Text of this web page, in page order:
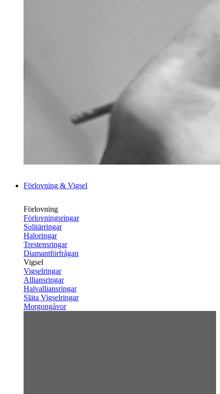
Förlovning & Vigsel
Förlovning
Förlovningsringar
Solitärringar
Haloringar
Trestensringar
Diamantförfrågan
Vigsel
Vigselringar
Alliansringar
Halvalliansringar
Släta Vigselringar
Morgongåvor